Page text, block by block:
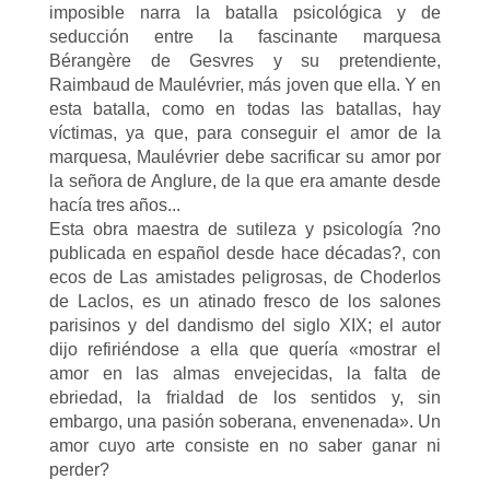
imposible narra la batalla psicológica y de
seducción entre la fascinante marquesa
Bérangère de Gesvres y su pretendiente,
Raimbaud de Maulévrier, más joven que ella. Y en
esta batalla, como en todas las batallas, hay
víctimas, ya que, para conseguir el amor de la
marquesa, Maulévrier debe sacrificar su amor por
la señora de Anglure, de la que era amante desde
hacía tres años...
Esta obra maestra de sutileza y psicología ?no
publicada en español desde hace décadas?, con
ecos de Las amistades peligrosas, de Choderlos
de Laclos, es un atinado fresco de los salones
parisinos y del dandismo del siglo XIX; el autor
dijo refiriéndose a ella que quería «mostrar el
amor en las almas envejecidas, la falta de
ebriedad, la frialdad de los sentidos y, sin
embargo, una pasión soberana, envenenada». Un
amor cuyo arte consiste en no saber ganar ni
perder?